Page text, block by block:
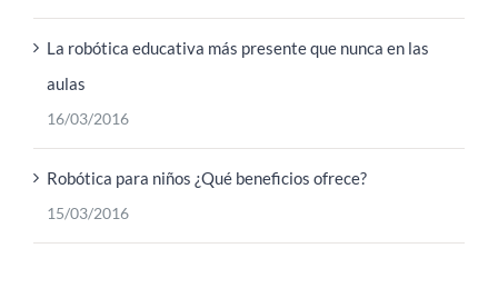
La robótica educativa más presente que nunca en las
aulas
16/03/2016
Robótica para niños ¿Qué beneficios ofrece?
15/03/2016